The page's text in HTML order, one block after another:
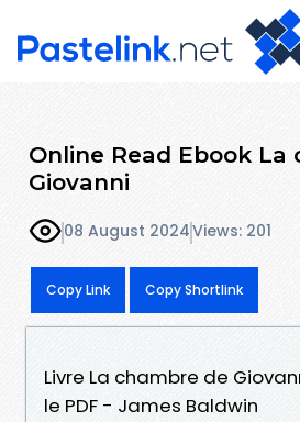
Online Read Ebook La
Giovanni
08 August 2024Views: 201
Copy Link Copy Shortlink
Livre La chambre de
le PDF - James Baldwin